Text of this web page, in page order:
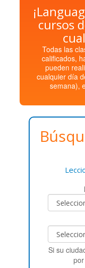
cursos
Todas las
calificados,
pueden
cualquier día
semana),
Si su